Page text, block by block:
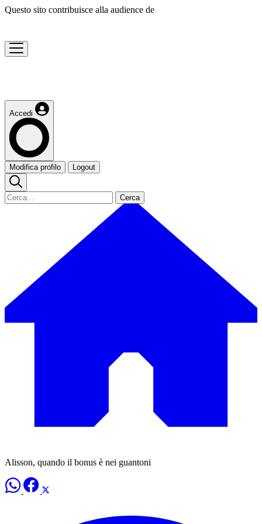
Questo sito contribuisce alla audience de
Accedi
Modifica profilo Logout
Cerca
Alisson, quando il bonus è nei guantoni